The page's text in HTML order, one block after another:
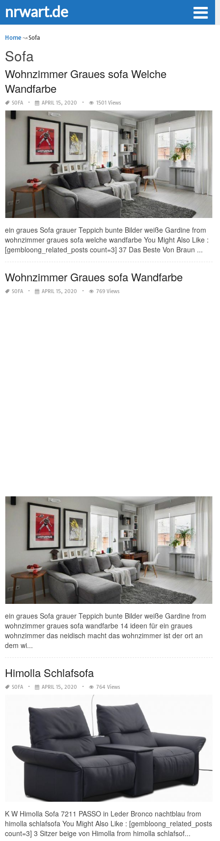
nrwart.de
Home Sofa
Sofa
Wohnzimmer Graues sofa Welche
Wandfarbe
SOFA APRIL 15, 2020 1501 Views
ein graues Sofa grauer Teppich bunte Bilder weiße Gardine from
wohnzimmer graues sofa welche wandfarbe You Might Also Like :
[gembloong_related_posts count=3] 37 Das Beste Von Braun ...
Wohnzimmer Graues sofa Wandfarbe
SOFA APRIL 15, 2020 769 Views
ein graues Sofa grauer Teppich bunte Bilder weiße Gardine from
wohnzimmer graues sofa wandfarbe 14 ideen für ein graues
wohnzimmer das neidisch macht das wohnzimmer ist der ort an
dem wi...
Himolla Schlafsofa
SOFA APRIL 15, 2020 764 Views
K W Himolla Sofa 7211 PASSO in Leder Bronco nachtblau from
himolla schlafsofa You Might Also Like : [gembloong_related_posts
count=3] 3 Sitzer beige von Himolla from himolla schlafsof...